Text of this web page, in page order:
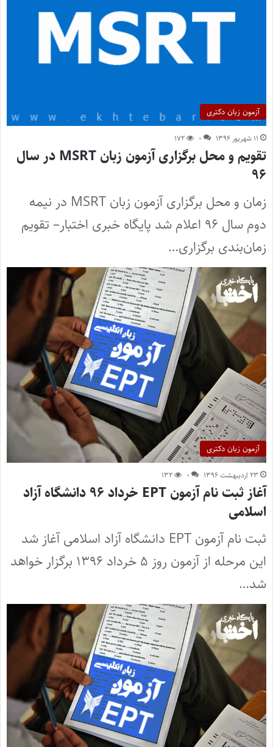
آزمون زبان دکتری
۱۱ شهریور ۱۳۹۶ ۰ ۱۷۲
تقویم و محل برگزاری آزمون زبان MSRT در سال
۹۶
زمان و محل برگزاری آزمون زبان MSRT در نیمه
دوم سال ۹۶ اعلام شد پایگاه خبری اختبار– تقویم
زمان‌بندی برگزاری…
آزمون زبان دکتری
۲۳ اردیبهشت ۱۳۹۶ ۰ ۱۳۲
آغاز ثبت نام آزمون EPT خرداد ۹۶ دانشگاه آزاد
اسلامی
ثبت نام آزمون EPT دانشگاه آزاد اسلامی آغاز شد
این مرحله از آزمون روز ۵ خرداد ۱۳۹۶ برگزار خواهد
شد…